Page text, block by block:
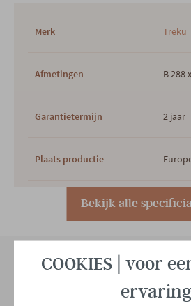
Bekijk alle
Merk Treku
Afmetingen B 288
Garantietermijn 2 jaar
Plaats productie
Te monteren Ja
Hoofdkleur Zwart
GROEN
Onze winkel
COOKIES | voor
ervaring